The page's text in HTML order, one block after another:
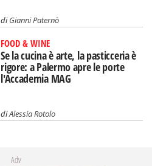
diGianni Paternò
FOOD & WINE
Se la cucina è arte, la pasticceria è
rigore: a Palermo apre le porte
l'Accademia MAG
diAlessia Rotolo
Adv